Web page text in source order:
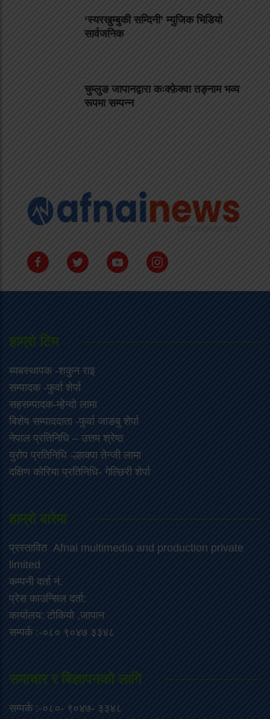
‘स्यरखुम्बुकी सम्दिनी’ म्युजिक भिडियो
सार्वजनिक
चुम्लुङ जापानद्वारा कःक्फ़ेक्वा तङ्नाम भव्य
रूपमा सम्पन्न
हाम्राे टिम
ब्यबस्थापक -शकुन राइ
सम्पादक -फुर्वा शेर्पा
सहसम्पादक-म्हेन्दो लामा
‍बिशेष सम्पाददाता -फुर्वा जा‌ङबु शेर्पा
नेपाल प्रतिनिधि – उत्तम श्रेष्ठ
युरोप प्रतिनिधि -ल्हाक्पा तेन्जी लामा
दक्षिण कोरिया प्रतिनिधि- गेल्छिरी शेर्पा
हाम्रो बारेमा
प्रस्तावित Afnai multimedia and production private
limited
कम्पनी दर्ता नं.
प्रेस काउन्सिल दर्ता:
कार्यालय: टोकियो ,जापान
सम्पर्क :-०८० ९०४७ ३३४८
समाचार र बिज्ञापनको लागि
सम्पर्क :-०८०- ९०४७- ३३४८